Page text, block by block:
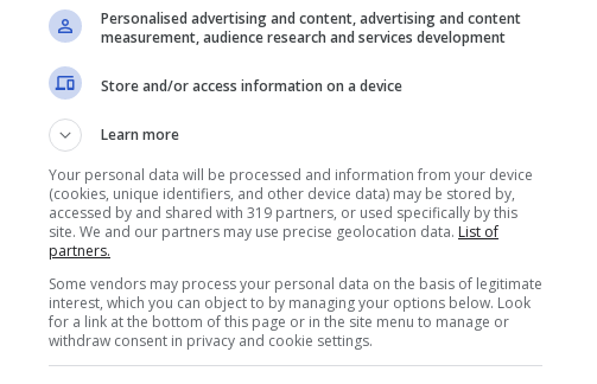
cambiamento.Personalised advertising and content, advertising and content
measurement, audience research and services development
Store and/or access information on a device
Learn more
Your personal data will be processed and information from your device
(cookies, unique identifiers, and other device data) may be stored by,
accessed by and shared with 319 partners, or used specifically by this
site. We and our partners may use precise geolocation data. List of
partners.
Some vendors may process your personal data on the basis of legitimate
interest, which you can object to by managing your options below. Look
for a link at the bottom of this page or in the site menu to manage or
withdraw consent in privacy and cookie settings.